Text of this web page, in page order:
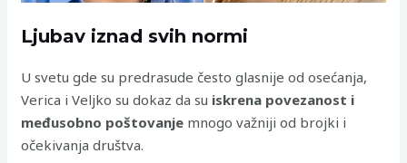
Ljubav iznad svih normi
U svetu gde su predrasude često glasnije od osećanja,
Verica i Veljko su dokaz da su iskrena povezanost i
međusobno poštovanje mnogo važniji od brojki i
očekivanja društva.